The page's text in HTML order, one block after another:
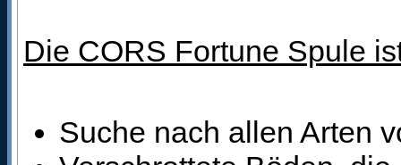
Die CORS Fortune Spule
Suche nach allen Arten